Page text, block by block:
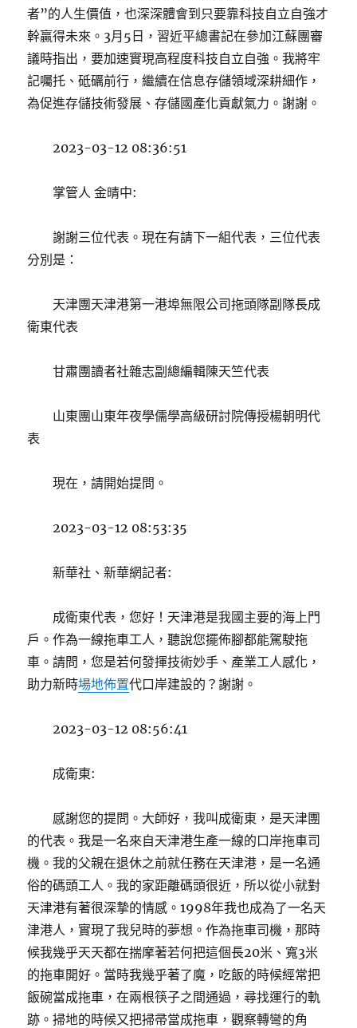
者”的人生價值，也深深體會到只要靠科技自立自強才
幹贏得未來。3月5日，習近平總書記在參加江蘇團審
議時指出，要加速實現高程度科技自立自強。我將牢
記囑托、砥礪前行，繼續在信息存儲領域深耕細作，
為促進存儲技術發展、存儲國產化貢獻氣力。謝謝。
2023-03-12 08:36:51
掌管人 金晴中:
謝謝三位代表。現在有請下一組代表，三位代表
分別是：
天津團天津港第一港埠無限公司拖頭隊副隊長成
衛東代表
甘肅團讀者社雜志副總編輯陳天竺代表
山東團山東年夜學儒學高級研討院傳授楊朝明代
表
現在，請開始提問。
2023-03-12 08:53:35
新華社、新華網記者:
成衛東代表，您好！天津港是我國主要的海上門
戶。作為一線拖車工人，聽說您擺佈腳都能駕駛拖
車。請問，您是若何發揮技術妙手、產業工人感化，
助力新時場地佈置代口岸建設的？謝謝。
2023-03-12 08:56:41
成衛東:
感謝您的提問。大師好，我叫成衛東，是天津團
的代表。我是一名來自天津港生產一線的口岸拖車司
機。我的父親在退休之前就任務在天津港，是一名通
俗的碼頭工人。我的家距離碼頭很近，所以從小就對
天津港有著很深摯的情感。1998年我也成為了一名天
津港人，實現了我兒時的夢想。作為拖車司機，那時
候我幾乎天天都在揣摩著若何把這個長20米、寬3米
的拖車開好。當時我幾乎著了魔，吃飯的時候經常把
飯碗當成拖車，在兩根筷子之間通過，尋找運行的軌
跡。掃地的時候又把掃帚當成拖車，觀察轉彎的角